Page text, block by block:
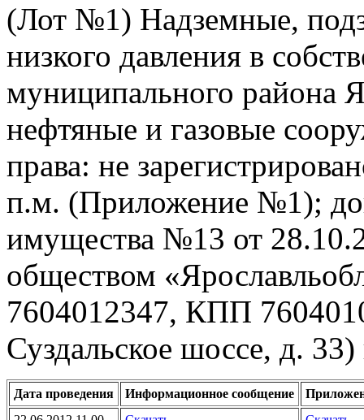
(Лот №1) Надземные,
низкого давления в
муниципального района
нефтяные и газовые
права: не
п.м. (Приложение №1);
имущества №13 от
обществом
7604012347, КПП
Суздальское шоссе, д.
Дата проведения Информационное сообщение